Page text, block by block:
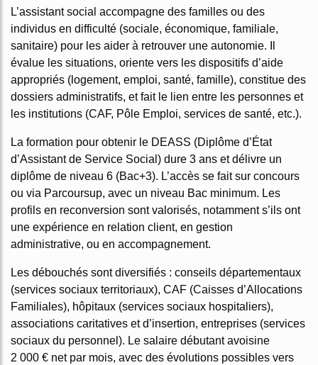
L’assistant social accompagne des familles ou des
individus en difficulté (sociale, économique, familiale,
sanitaire) pour les aider à retrouver une autonomie. Il
évalue les situations, oriente vers les dispositifs d’aide
appropriés (logement, emploi, santé, famille), constitue des
dossiers administratifs, et fait le lien entre les personnes et
les institutions (CAF, Pôle Emploi, services de santé, etc.).
La formation pour obtenir le DEASS (Diplôme d’État
d’Assistant de Service Social) dure 3 ans et délivre un
diplôme de niveau 6 (Bac+3). L’accès se fait sur concours
ou via Parcoursup, avec un niveau Bac minimum. Les
profils en reconversion sont valorisés, notamment s’ils ont
une expérience en relation client, en gestion
administrative, ou en accompagnement.
Les débouchés sont diversifiés : conseils départementaux
(services sociaux territoriaux), CAF (Caisses d’Allocations
Familiales), hôpitaux (services sociaux hospitaliers),
associations caritatives et d’insertion, entreprises (services
sociaux du personnel). Le salaire débutant avoisine
2 000 € net par mois, avec des évolutions possibles vers